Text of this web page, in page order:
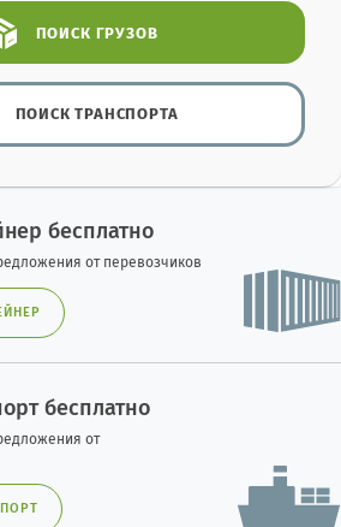
ПОИСК ГРУЗОВ
ПОИСКТРАНСПОРТА
бесплатно
от перевозчиков
бесплатно
от